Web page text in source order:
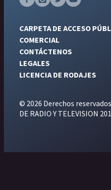
CARPETA DE ACCESO
COMERCIAL
CONTÁCTENOS
LEGALES
LICENCIA DE RODAJES
© 2026 Derechos reservados
DE RADIO Y TELEVISION